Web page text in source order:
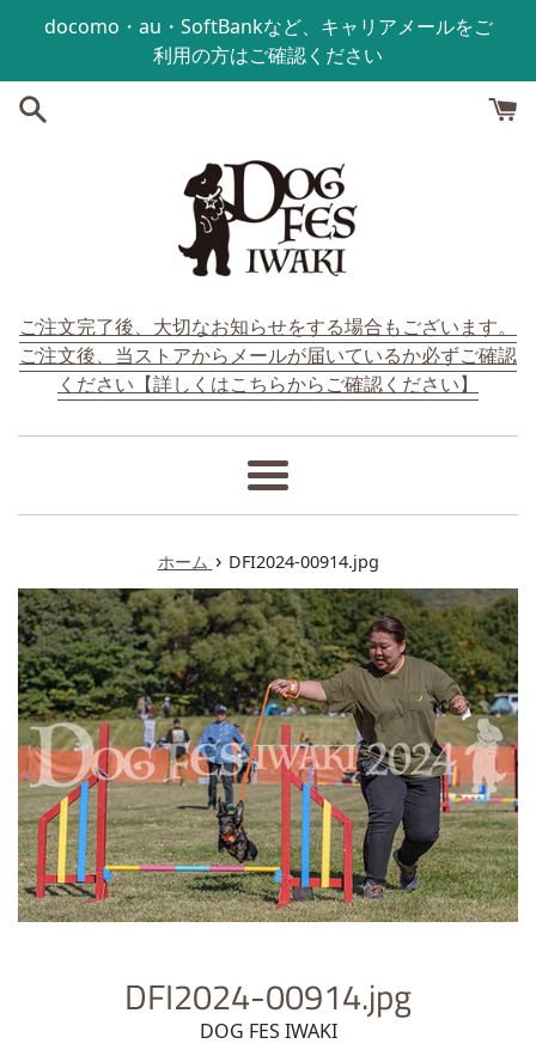
コンテンツにスキップする
docomo・au・SoftBankなど、キャリアメールをご
利用の方はご確認ください
ご注文完了後、大切なお知らせをする場合もございます。
ご注文後、当ストアからメールが届いているか必ずご確認
ください【詳しくはこちらからご確認ください】
メ
ニ
ー
ホーム › DFI2024-00914.jpg
DFI2024-00914.jpg
DOG FES IWAKI